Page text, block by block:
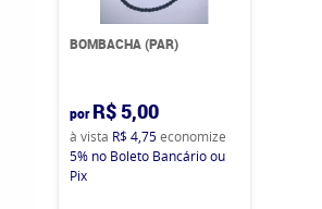
BOMBACHA (PAR)
por R$ 5,00
à vista R$ 4,75economize
5% no Boleto Bancário ou
Pix